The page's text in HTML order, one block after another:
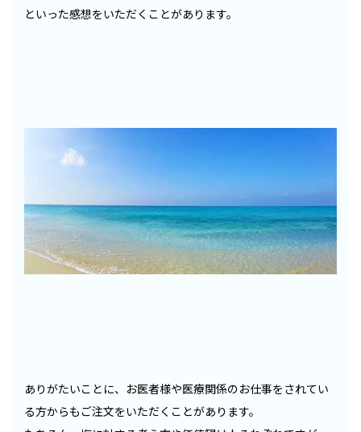
といった感想をいただくことがあります。
ありがたいことに、お医者様や医療関係のお仕事をされてい
る方からもご注文をいただくことがあります。